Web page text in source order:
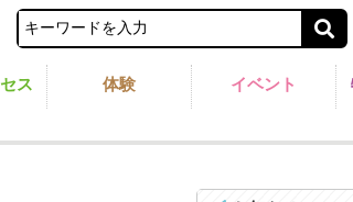
ス 体験 イベント